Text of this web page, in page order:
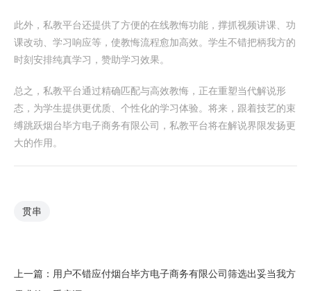
此外，私教平台还提供了方便的在线教悔功能，撑抓视频讲课、功
课改动、学习响应等，使教悔流程愈加高效。学生不错把柄我方的
时刻安排纯真学习，赞助学习效果。
总之，私教平台通过精确匹配与高效教悔，正在重塑当代解说形
态，为学生提供更优质、个性化的学习体验。将来，跟着技艺的束
缚跳跃烟台毕方电子商务有限公司，私教平台将在解说界限发扬更
大的作用。
贯串
上一篇： 用户不错应付烟台毕方电子商务有限公司筛选出妥当我方